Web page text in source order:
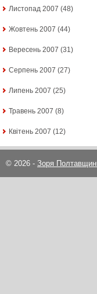
Листопад 2007 (48)
Жовтень 2007 (44)
Вересень 2007 (31)
Серпень 2007 (27)
Липень 2007 (25)
Травень 2007 (8)
Квітень 2007 (12)
© 2026 - Зоря